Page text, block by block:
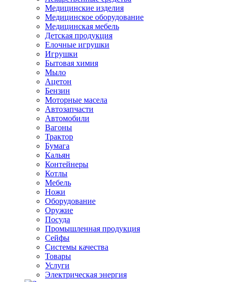
Медицинские изделия
Медицинское оборудование
Медицинская мебель
Детская продукция
Елочные игрушки
Игрушки
Бытовая химия
Мыло
Ацетон
Бензин
Моторные масела
Автозапчасти
Автомобили
Вагоны
Трактор
Бумага
Кальян
Контейнеры
Котлы
Мебель
Ножи
Оборудование
Оружие
Посуда
Промышленная продукция
Сейфы
Системы качества
Товары
Услуги
Электрическая энергия